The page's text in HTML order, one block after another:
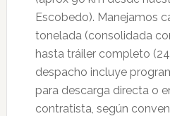
Escobedo). Manejamos
tonelada (consolidada
hasta tráiler completo
despacho incluye
para descarga directa o
contratista, según